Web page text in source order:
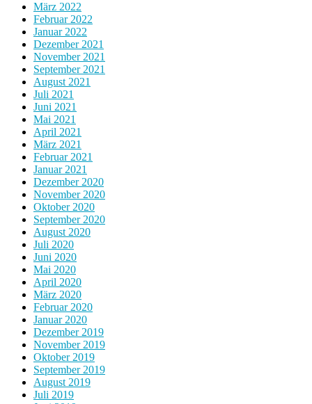
März 2022
Februar 2022
Januar 2022
Dezember 2021
November 2021
September 2021
August 2021
Juli 2021
Juni 2021
Mai 2021
April 2021
März 2021
Februar 2021
Januar 2021
Dezember 2020
November 2020
Oktober 2020
September 2020
August 2020
Juli 2020
Juni 2020
Mai 2020
April 2020
März 2020
Februar 2020
Januar 2020
Dezember 2019
November 2019
Oktober 2019
September 2019
August 2019
Juli 2019